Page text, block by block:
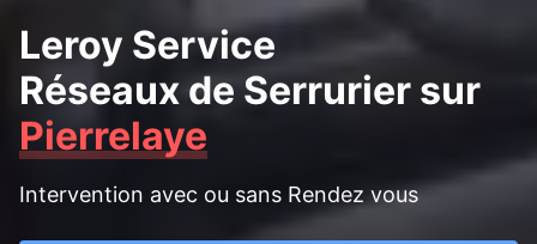
Leroy Service
Réseaux de Serrurier sur
Pierrelaye
Intervention avec ou sans Rendez vous